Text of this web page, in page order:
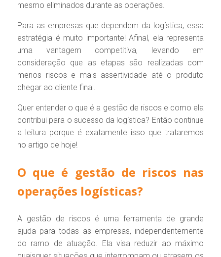
mesmo eliminados durante as operações.
Para as empresas que dependem da logística, essa
estratégia é muito importante! Afinal, ela representa
uma vantagem competitiva, levando em
consideração que as etapas são realizadas com
menos riscos e mais assertividade até o produto
chegar ao cliente final.
Quer entender o que é a gestão de riscos e como ela
contribui para o sucesso da logística? Então continue
a leitura porque é exatamente isso que trataremos
no artigo de hoje!
O que é gestão de riscos nas
operações logísticas?
A gestão de riscos é uma ferramenta de grande
ajuda para todas as empresas, independentemente
do ramo de atuação. Ela visa reduzir ao máximo